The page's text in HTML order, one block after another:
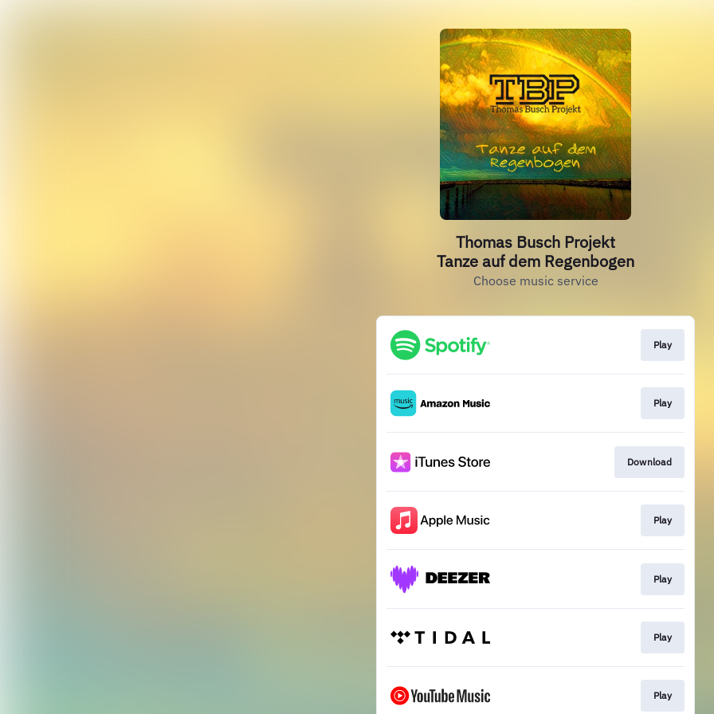
Thomas Busch Projekt
Tanze auf dem Regenbogen
Choose music service
Play
Play
Download
Play
Play
Play
Play